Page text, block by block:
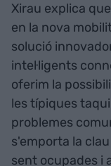
Xirau explica
en la nova
solució
intel·ligents
oferim la
les típiques
problemes
s'emporta la
sent ocupades i